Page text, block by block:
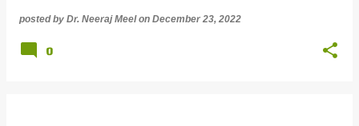
posted by Dr. Neeraj Meel on December 23, 2022
0